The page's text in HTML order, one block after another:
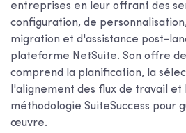
entreprises en leur offrant des
configuration, de
migration et d'assistance post-
plateforme NetSuite. Son offre
comprend la planification, la
l'alignement des flux de travail et
méthodologie SuiteSuccess pour
œuvre.